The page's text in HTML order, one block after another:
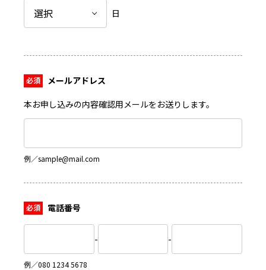
日
メールアドレス
本お申し込みの内容確認用メールをお送りします。
例／sample@mail.com
電話番号
- -
例／080 1234 5678